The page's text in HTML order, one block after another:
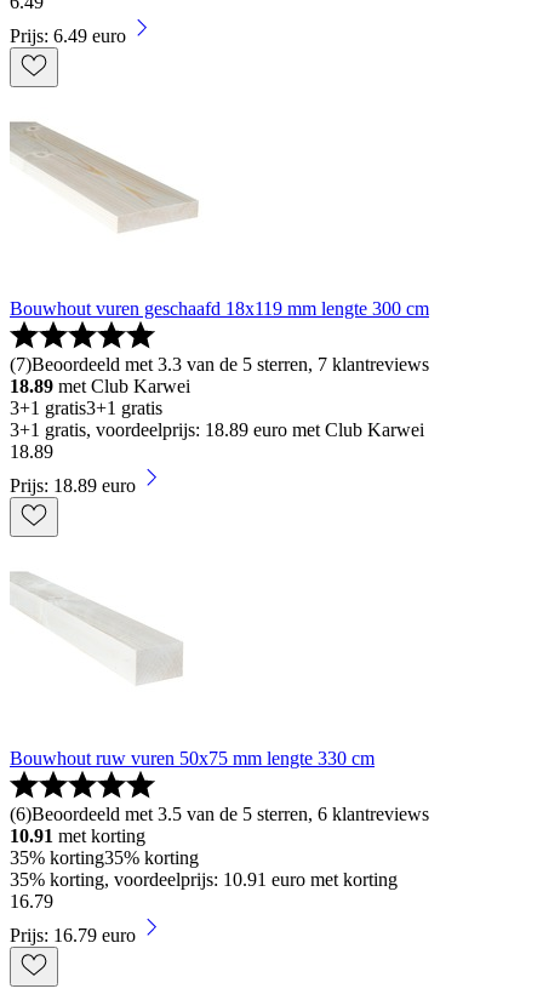
Prijs: 6.49 euro
Bouwhout vuren geschaafd 18x119 mm lengte 300 cm
(7)Beoordeeld met 3.3 van de 5 sterren, 7 klantreviews
18.89 met Club Karwei
3+1 gratis3+1 gratis
3+1 gratis, voordeelprijs: 18.89 euro met Club Karwei
18.89
Prijs: 18.89 euro
Bouwhout ruw vuren 50x75 mm lengte 330 cm
(6)Beoordeeld met 3.5 van de 5 sterren, 6 klantreviews
10.91 met korting
35% korting35% korting
35% korting, voordeelprijs: 10.91 euro met korting
16.79
Prijs: 16.79 euro